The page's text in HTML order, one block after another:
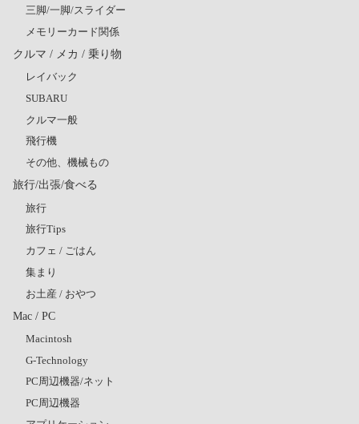
三脚/一脚/スライダー
メモリーカード関係
クルマ / メカ / 乗り物
レイバック
SUBARU
クルマ一般
飛行機
その他、機械もの
旅行/出張/食べる
旅行
旅行Tips
カフェ / ごはん
集まり
お土産 / おやつ
Mac / PC
Macintosh
G-Technology
PC周辺機器/ネット
PC周辺機器